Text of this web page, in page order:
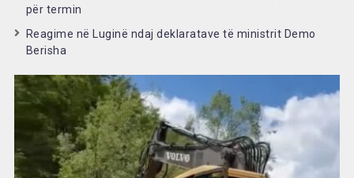
për termin
Reagime në Luginë ndaj deklaratave të ministrit Demo
Berisha